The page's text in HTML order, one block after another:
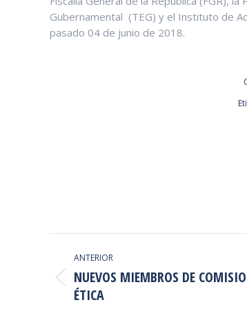
Gubernamental (TEG) y el Instituto de
pasado 04 de junio de 2018.
NAVEGACIÓN
ENTRE
PUBLICACIONES
ANTERIOR
Publicación
anterior:
NUEVOS MIEMBROS DE
ÉTICA